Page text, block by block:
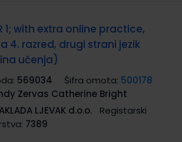
1; with extra online practice,
4. razred, drugi strani jezik
učenja)
569034 Šifra omota: 500178
Zervas Catherine Bright
LJEVAK d.o.o.
Registarski
7389